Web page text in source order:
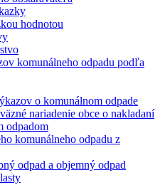
hodnotou
komunálneho odpadu podľa
o komunálnom odpade
nariadenie obce o nakladaní
odpadom
komunálneho odpadu z
odpad a objemný odpad